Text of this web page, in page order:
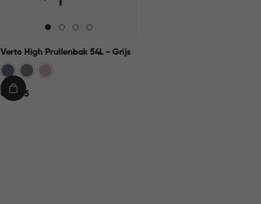
Verto High Prullenbak 54L - Grijs
BlauwGrijs Rose
€€ 44,95
IN